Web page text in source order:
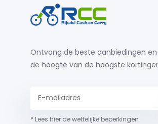
Ontvang de beste aanbiedingen en
de hoogte van de hoogste
* Lees hier de wettelijke beperkingen